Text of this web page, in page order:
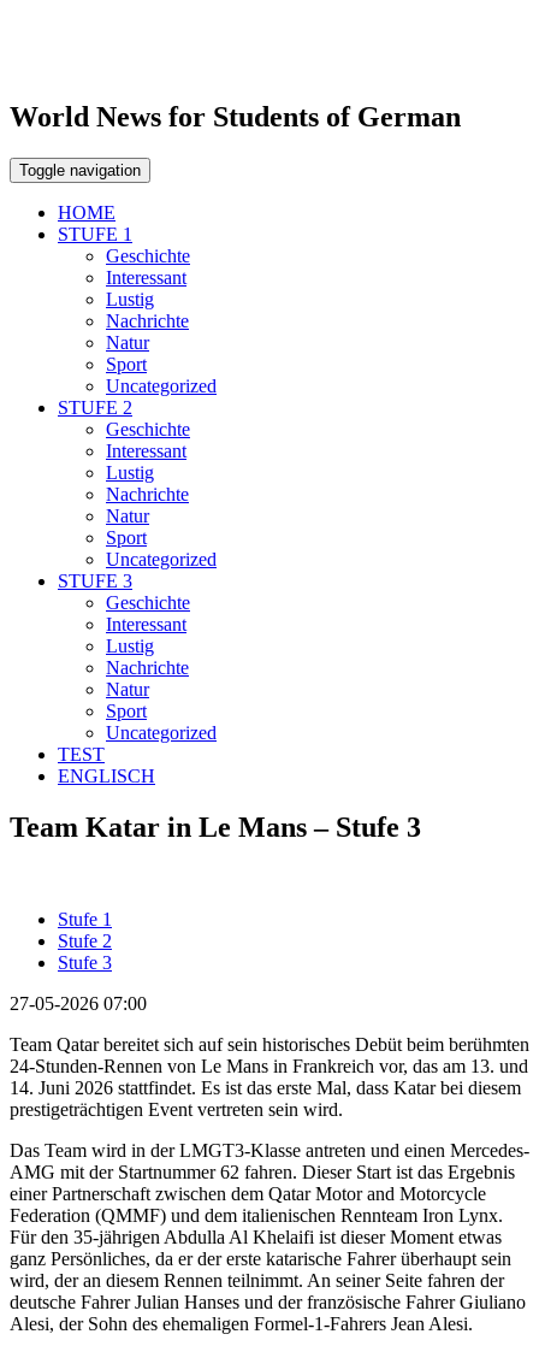
World News for Students of German
Toggle navigation
HOME
STUFE 1
Geschichte
Interessant
Lustig
Nachrichte
Natur
Sport
Uncategorized
STUFE 2
Geschichte
Interessant
Lustig
Nachrichte
Natur
Sport
Uncategorized
STUFE 3
Geschichte
Interessant
Lustig
Nachrichte
Natur
Sport
Uncategorized
TEST
ENGLISCH
Team Katar in Le Mans – Stufe 3
Stufe 1
Stufe 2
Stufe 3
27-05-2026 07:00
Team Qatar bereitet sich auf sein historisches Debüt beim berühmten
24-Stunden-Rennen von Le Mans in Frankreich vor, das am 13. und
14. Juni 2026 stattfindet. Es ist das erste Mal, dass Katar bei diesem
prestigeträchtigen Event vertreten sein wird.
Das Team wird in der LMGT3-Klasse antreten und einen Mercedes-
AMG mit der Startnummer 62 fahren. Dieser Start ist das Ergebnis
einer Partnerschaft zwischen dem Qatar Motor and Motorcycle
Federation (QMMF) und dem italienischen Rennteam Iron Lynx.
Für den 35-jährigen Abdulla Al Khelaifi ist dieser Moment etwas
ganz Persönliches, da er der erste katarische Fahrer überhaupt sein
wird, der an diesem Rennen teilnimmt. An seiner Seite fahren der
deutsche Fahrer Julian Hanses und der französische Fahrer Giuliano
Alesi, der Sohn des ehemaligen Formel-1-Fahrers Jean Alesi.